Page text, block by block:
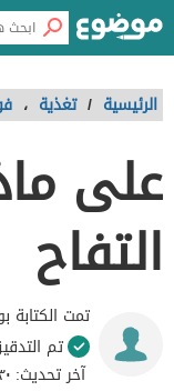
الرئيسية / تغذية ،
على
التفاح
تمت الكتابة
تم
آخر تحديث: